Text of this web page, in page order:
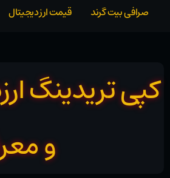
صرافی بیت گرند قیمت ارز دیجیتال
کپی تریدینگ
و